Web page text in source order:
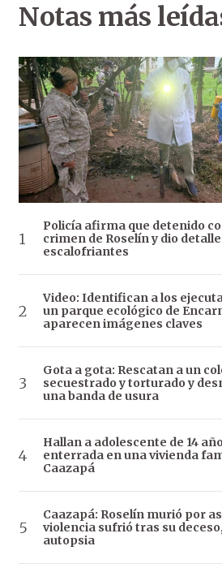
Notas más
Policía afirma que detenido
crimen de Roselín y dio
escalofriantes
Video: Identifican a los
un parque ecológico de
aparecen imágenes claves
Gota a gota: Rescatan a un
secuestrado y torturado y
una banda de usura
Hallan a adolescente de 14
enterrada en una vivienda
Caazapá
Caazapá: Roselín murió por
violencia sufrió tras su
autopsia